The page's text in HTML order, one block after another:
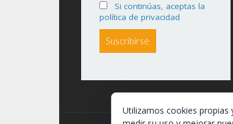
Si continúas, aceptas la
política de privacidad
Utilizamos cookies propias